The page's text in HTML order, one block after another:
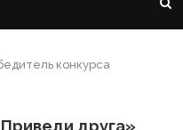
конкурса
друга»